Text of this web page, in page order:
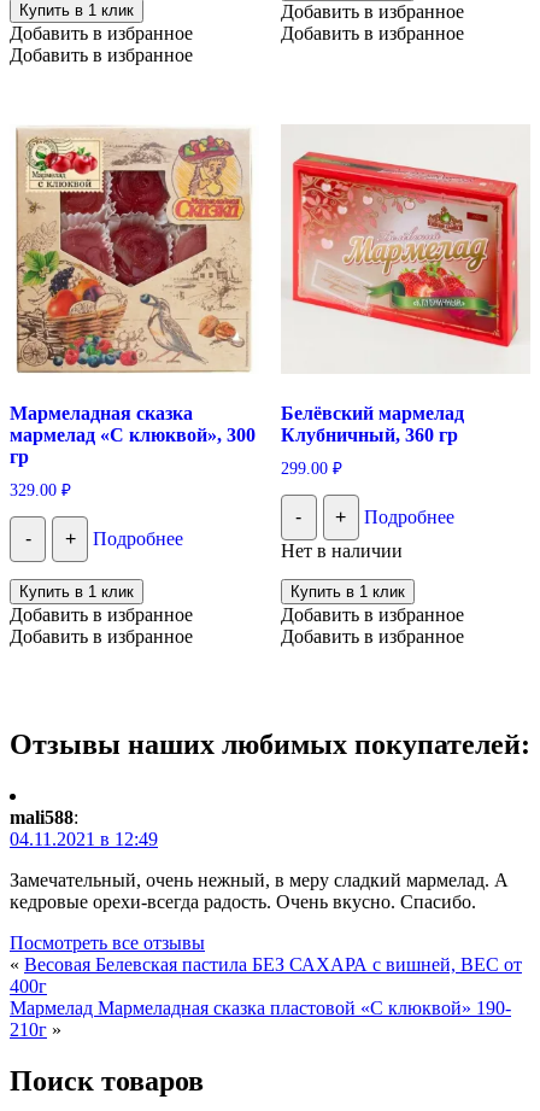
Купить в 1 клик
Добавить в избранное
Добавить в избранное
Добавить в избранное
Добавить в избранное
Мармеладная сказка
мармелад «С клюквой», 300
гр
329.00 ₽
- + Подробнее
Купить в 1 клик
Добавить в избранное
Добавить в избранное
Белёвский мармелад
Клубничный, 360 гр
299.00 ₽
- +
Подробнее
Нет в наличии
Купить в 1 клик
Добавить в избранное
Добавить в избранное
Отзывы наших любимых покупателей:
mali588:
04.11.2021 в 12:49
Замечательный, очень нежный, в меру сладкий мармелад. А
кедровые орехи-всегда радость. Очень вкусно. Спасибо.
Посмотреть все отзывы
« Весовая Белевская пастила БЕЗ САХАРА с вишней, ВЕС от
400г
Мармелад Мармеладная сказка пластовой «С клюквой» 190-
210г »
Поиск товаров